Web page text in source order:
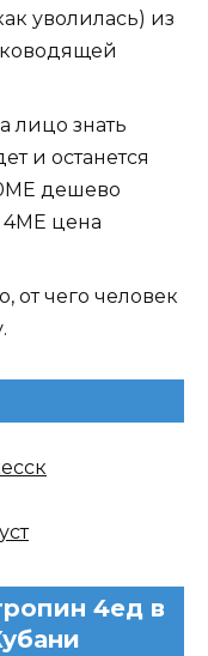
уволилась) из
лицо знать
и останется
дешево
цена
от чего человек
4ед в